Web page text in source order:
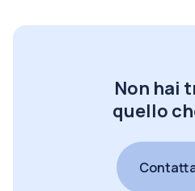
Non hai
quello